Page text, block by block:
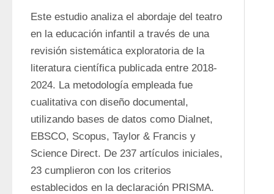
Este estudio analiza el abordaje del teatro
en la educación infantil a través de una
revisión sistemática exploratoria de la
literatura científica publicada entre 2018-
2024. La metodología empleada fue
cualitativa con diseño documental,
utilizando bases de datos como Dialnet,
EBSCO, Scopus, Taylor & Francis y
Science Direct. De 237 artículos iniciales,
23 cumplieron con los criterios
establecidos en la declaración PRISMA.